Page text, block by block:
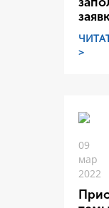
>
09
мар
2022